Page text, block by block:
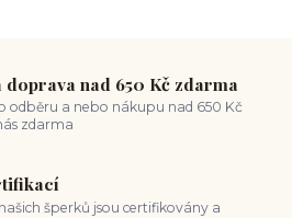
nad 650 Kč zdarma
odběru a nebo nákupu nad 650 Kč
zdarma
šperků jsou certifikovány a